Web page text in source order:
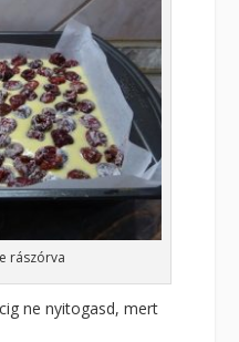
rászórva
ne nyitogasd, mert